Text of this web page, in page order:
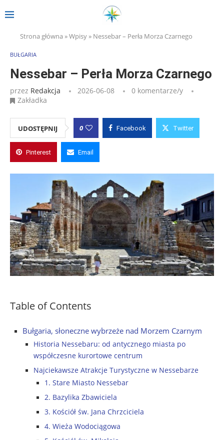
Strona główna »Wpisy» Nessebar – Perła Morza Czarnego
BUŁGARIA
Nessebar – Perła Morza Czarnego
przez Redakcja 2026-06-08
0 komentarze/y
Zakładka
UDOSTĘPNIJ 0 Facebook Twitter
Pinterest Email
Table of Contents
Bułgaria, słoneczne wybrzeże nad Morzem Czarnym
Historia Nessebaru: od antycznego miasta po
współczesne kurortowe centrum
Najciekawsze Atrakcje Turystyczne w Nessebarze
1. Stare Miasto Nessebar
2. Bazylika Zbawiciela
3. Kościół św. Jana Chrzciciela
4. Wieża Wodociągowa